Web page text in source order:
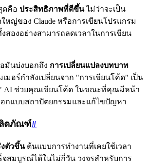
ดคือ ประสิทธิภาพที่ดีขึ้นไม่ว่าจะเป็น
หญ่ของ Claude หรือการเขียนโปรแกรม
สองอย่างสามารถลดเวลาในการเขียน
มันบ่งบอกถึง การเปลี่ยนแปลงบทบาท
มอร์กำลังเปลี่ยนจาก "การเขียนโค้ด" เป็น
AI ช่วยคุณเขียนโค้ด ในขณะที่คุณมีหน้า
กแบบสถาปัตยกรรมและแก้ไขปัญหา
ลิตภัณฑ์#
ตัวขึ้นต้นแบบการทำงานที่เคยใช้เวลา
จสมบูรณ์ได้ในไม่กี่วัน วงจรสำหรับการ